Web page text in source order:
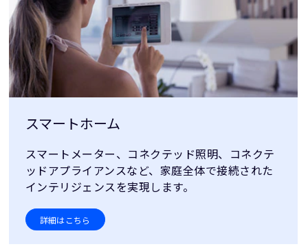
スマートホーム
スマートメーター、コネクテッド照明、コネクテ
ッドアプライアンスなど、家庭全体で接続された
インテリジェンスを実現します。
詳細はこちら